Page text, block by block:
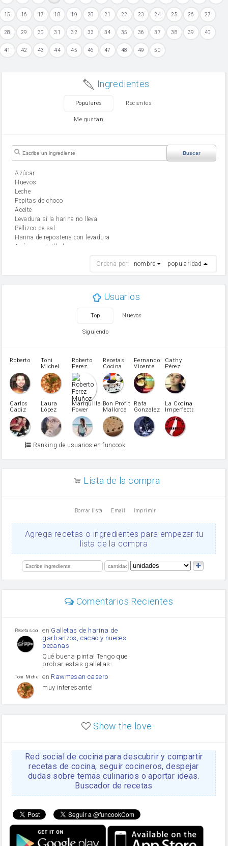
15 16 17 18 19 20 21 22 23 24 25 26 27
28 29 30 31 32 33 34 35 36 37 38 39 40
41 42 43 44 45 46 47 48 49 50
Ingredientes
Populares Recientes
Me gustan
Buscar
Azúcar
huevos
leche
Pepitas de choco
aceite
Levadura si la harina no lleva
Pellizco de sal
Harina de reposteria con levadura
Azúcar avainillado
mantequilla
Opcional: Azúcar avainillado
patatas
pimiento rojo
Pimentón
pimiento verde
miel
vino blanco
Azúcar glass
Azúcar moreno
Zumo de limón
arroz
Ajos
orégano
limón
Ordena por: nombre popularidad
Usuarios
Top Nuevos
Siguiendo
Roberto
Toni
Michel
Caubet
Roberto
Perez
Muñoz
Recetas
Cocina
Fernando
Vicente
Cathy
Pérez
Carlos
Cádiz
Laura
López
Martínez
Mariquilla
Power
Bon Profit
Mallorca
Rafa
Gonzalez
La Cocina
Imperfecta
Ranking de usuarios en funcook
Lista de la compra
Borrar lista Email Imprimir
Agrega recetas o ingredientes para empezar tu
lista de la compra
Comentarios Recientes
Recetas con sazon
en Galletas de harina de
garbanzos, cacao y nueces
pecanas
Qué buena pinta! Tengo que
probar estas galletas.
Toni Michel Caubet
en Rawmesan casero
muy interesante!
enLasaña casera fácil y
HOJALDROSA TV
enGachas de la abuela
Rosa
https://youtu.be/Mz69gcVO3sI
Rosa enReceta Del Bizcocho
Disculpa. En la foto aparece
el bizcocho de xoco y en el
apartado de los ingredientes
te has olvidado de poner la
Show the love
Red social de cocina para descubrir y compartir
recetas de cocina, seguir cocineros, despejar
dudas sobre temas culinarios o aportar ideas.
Buscador de recetas